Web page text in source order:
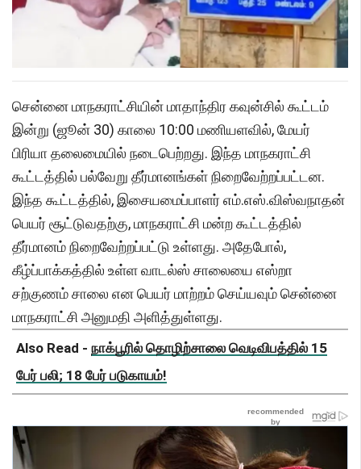
சென்னை மாநகராட்சியின் மாதாந்திர கவுன்சில் கூட்டம்
இன்று (ஜூன் 30) காலை 10:00 மணியளவில், மேயர்
பிரியா தலைமையில் நடைபெற்றது. இந்த மாநகராட்சி
கூட்டத்தில் பல்வேறு தீர்மானங்கள் நிறைவேற்றப்பட்டன.
இந்த கூட்டத்தில், இசையமைப்பாளர் எம்.எஸ்.விஸ்வநாதன்
பெயர் சூட்டுவதற்கு, மாநகராட்சி மன்ற கூட்டத்தில்
தீர்மானம் நிறைவேற்றப்பட்டு உள்ளது. அதேபோல்,
கீழ்ப்பாக்கத்தில் உள்ள வாடல்ஸ் சாலையை எஸ்றா
சற்குணம் சாலை என பெயர் மாற்றம் செய்யவும் சென்னை
மாநகராட்சி அனுமதி அளித்துள்ளது.
Also Read - நாக்பூரில் தொழிற்சாலை வெடிவிபத்தில் 15
பேர் பலி; 18 பேர் படுகாயம்!